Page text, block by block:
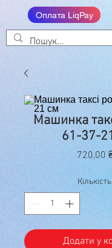
Оплата LiqPay
Машинка
61-37-
720,00
Кількість
Додати у